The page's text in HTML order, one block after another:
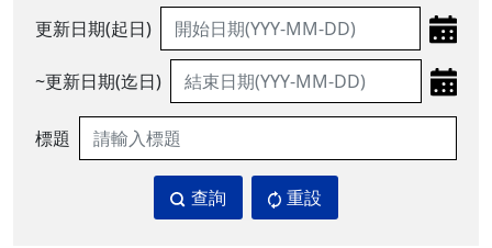
更新日期(起日)
~更新日期(迄日)
標題
查詢 重設